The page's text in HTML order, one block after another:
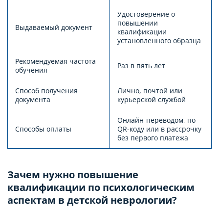
Выдаваемый документ
Удостоверение о
повышении
квалификации
установленного образца
Рекомендуемая частота
обучения
Раз в пять лет
Способ получения
документа
Лично, почтой или
курьерской службой
Способы оплаты
Онлайн-переводом, по
QR-коду или в рассрочку
без первого платежа
Зачем нужно повышение
квалификации по психологическим
аспектам в детской неврологии?